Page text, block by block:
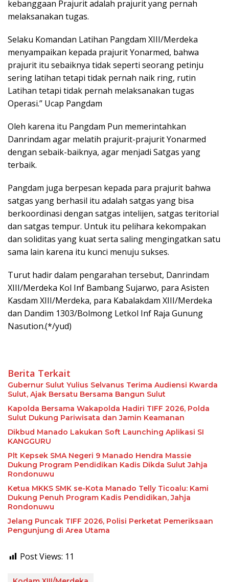
kebanggaan Prajurit adalah prajurit yang pernah
melaksanakan tugas.
Selaku Komandan Latihan Pangdam XIII/Merdeka
menyampaikan kepada prajurit Yonarmed, bahwa
prajurit itu sebaiknya tidak seperti seorang petinju
sering latihan tetapi tidak pernah naik ring, rutin
Latihan tetapi tidak pernah melaksanakan tugas
Operasi.” Ucap Pangdam
Oleh karena itu Pangdam Pun memerintahkan
Danrindam agar melatih prajurit-prajurit Yonarmed
dengan sebaik-baiknya, agar menjadi Satgas yang
terbaik.
Pangdam juga berpesan kepada para prajurit bahwa
satgas yang berhasil itu adalah satgas yang bisa
berkoordinasi dengan satgas intelijen, satgas teritorial
dan satgas tempur. Untuk itu pelihara kekompakan
dan soliditas yang kuat serta saling mengingatkan satu
sama lain karena itu kunci menuju sukses.
Turut hadir dalam pengarahan tersebut, Danrindam
XIII/Merdeka Kol Inf Bambang Sujarwo, para Asisten
Kasdam XIII/Merdeka, para Kabalakdam XIII/Merdeka
dan Dandim 1303/Bolmong Letkol Inf Raja Gunung
Nasution.(*/yud)
Berita Terkait
Gubernur Sulut Yulius Selvanus Terima Audiensi Kwarda
Sulut, Ajak Bersatu Bersama Bangun Sulut
Kapolda Bersama Wakapolda Hadiri TIFF 2026, Polda
Sulut Dukung Pariwisata dan Jamin Keamanan
Dikbud Manado Lakukan Soft Launching Aplikasi SI
KANGGURU
Plt Kepsek SMA Negeri 9 Manado Hendra Massie
Dukung Program Pendidikan Kadis Dikda Sulut Jahja
Rondonuwu
Ketua MKKS SMK se-Kota Manado Telly Ticoalu: Kami
Dukung Penuh Program Kadis Pendidikan, Jahja
Rondonuwu
Jelang Puncak TIFF 2026, Polisi Perketat Pemeriksaan
Pengunjung di Area Utama
Post Views: 11